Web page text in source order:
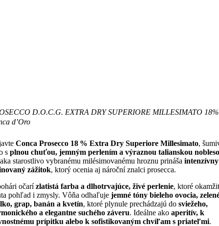
D.O.C.G. EXTRA DRY SUPERIORE MILLESIMATO
d’Oro
Conca Prosecco 18 % Extra Dry Superiore Millesimato,
s plnou chuťou, jemným perlením a výraznou talianskou
starostlivo vybranému milésimovanému hroznu prináša
zážitok, ktorý ocenia aj nároční znalci prosecca.
očarízlatistá farba a dlhotrvajúce, živé perlenie, ktoré
pohľad i zmysly. Vôňa odhaľuje jemné tóny bieleho ovocia,
grap, banán a kvetín, ktoré plynule prechádzajú do sviežeho,
a elegantne suchého záveru. Ideálne ako aperitív, k
prípitku alebo k sofistikovaným chvíľam s priateľmi.